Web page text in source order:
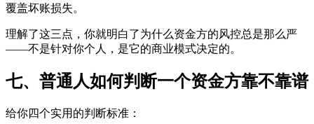
覆盖坏账损失。
理解了这三点，你就明白了为什么资金方的风控总是那么严
——不是针对你个人，是它的商业模式决定的。
七、普通人如何判断一个资金方靠不靠谱
给你四个实用的判断标准：